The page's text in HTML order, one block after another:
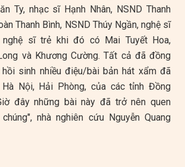
Ty, nhạc sĩ Hạnh Nhân, NSND Thanh
Thanh Bình, NSND Thúy Ngần, nghệ sĩ
nghệ sĩ trẻ khi đó có Mai Tuyết Hoa,
và Khương Cường. Tất cả đã đồng
sinh nhiều điệu/bài bản hát xẩm đã
Nội, Hải Phòng, của các tỉnh Đồng
đây những bài này đã trở nên quen
nhà nghiên cứu Nguyễn Quang